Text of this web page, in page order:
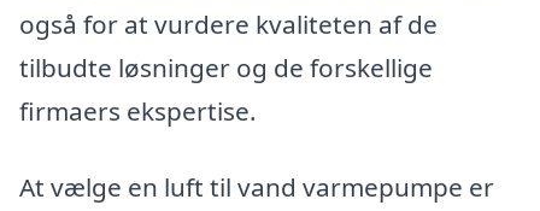
også for at vurdere kvaliteten af de
tilbudte løsninger og de forskellige
firmaers ekspertise.
At vælge en luft til vand varmepumpe er